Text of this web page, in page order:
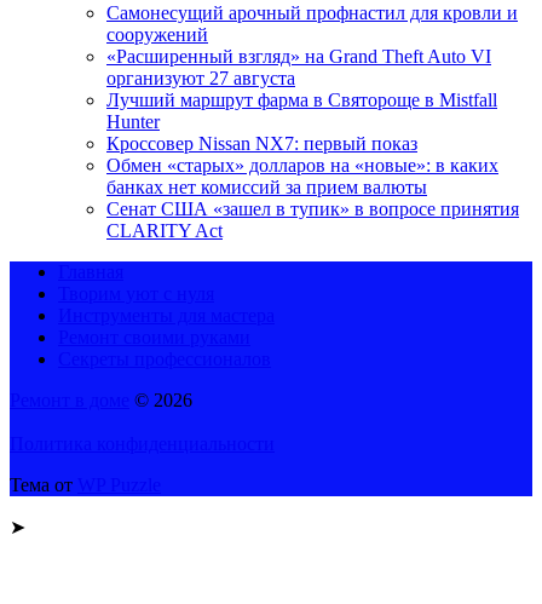
Самонесущий арочный профнастил для кровли и
сооружений
«Расширенный взгляд» на Grand Theft Auto VI
организуют 27 августа
Лучший маршрут фарма в Святороще в Mistfall
Hunter
Кроссовер Nissan NX7: первый показ
Обмен «старых» долларов на «новые»: в каких
банках нет комиссий за прием валюты
Сенат США «зашел в тупик» в вопросе принятия
CLARITY Act
© 2026
Тема от
➤